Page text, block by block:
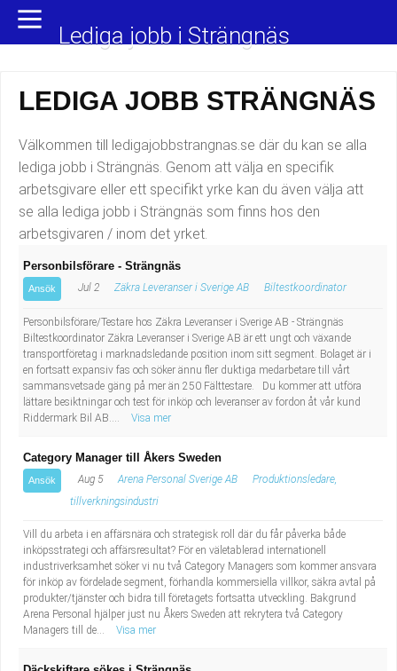
Yrkesområden
Bygg och anläggning
Chefer och verksamhetsledare
Data/IT
Försäljning, inköp, marknadsföring
Hantverksyrken
Hotell, restaurang, storhushåll
Hälso- och sjukvård
Industriell tillverkning
Installation, drift, underhåll
Kropps- och skönhetsvård
Kultur, media, design
Militärt arbete
Naturbruk
Populära jobb
Städare/Lokalvårdare
Barnskötare
Lärare i förskola/Förskollärare
Lagerarbetare
Bussförare/Busschaufför
Elevassistent
Personlig assistent
Behandlingsassistent/Socialpedagog
Tandsköterska
Budbilsförare
Tidningsbud/Tidningsdistributör
Lärare i fritidshem/Fritidspedagog
Taxiförare/Taxichaufför
Lediga jobb i Strängnäs
LEDIGA JOBB STRÄNGNÄS
Välkommen till ledigajobbstrangnas.se där du kan se alla
lediga jobb i Strängnäs. Genom att välja en specifik
arbetsgivare eller ett specifikt yrke kan du även välja att
se alla lediga jobb i Strängnäs som finns hos den
arbetsgivaren / inom det yrket.
Personbilsförare - Strängnäs
Ansök Jul 2 Zäkra Leveranser i Sverige AB Biltestkoordinator
Personbilsförare/Testare hos Zäkra Leveranser i Sverige AB - Strängnäs
Biltestkoordinator Zäkra Leveranser i Sverige AB är ett ungt och växande
transportföretag i marknadsledande position inom sitt segment. Bolaget är i
en fortsatt expansiv fas och söker ännu fler duktiga medarbetare till vårt
sammansvetsade gäng på mer än 250 Fälttestare. Du kommer att utföra
lättare besiktningar och test för inköp och leveranser av fordon åt vår kund
Riddermark Bil AB....
Visa mer
Category Manager till Åkers Sweden
Ansök Aug 5 Arena Personal Sverige AB
Produktionsledare,
tillverkningsindustri
Vill du arbeta i en affärsnära och strategisk roll där du får påverka både
inköpsstrategi och affärsresultat? För en väletablerad internationell
industriverksamhet söker vi nu två Category Managers som kommer ansvara
för inköp av fördelade segment, förhandla kommersiella villkor, säkra avtal på
produkter/tjänster och bidra till företagets fortsatta utveckling. Bakgrund
Arena Personal hjälper just nu Åkers Sweden att rekrytera två Category
Managers till de...
Visa mer